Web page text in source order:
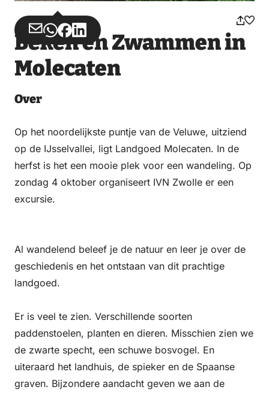
Share
via
Email
Share
via
WhatsApp
Share
on
Facebook
Share
on
LinkedIn
Beken en Zwammen in
Molecaten
Over
Op het noordelijkste puntje van de Veluwe, uitziend
op de IJsselvallei, ligt Landgoed Molecaten. In de
herfst is het een mooie plek voor een wandeling. Op
zondag 4 oktober organiseert IVN Zwolle er een
excursie.
Al wandelend beleef je de natuur en leer je over de
geschiedenis en het ontstaan van dit prachtige
landgoed.
Er is veel te zien. Verschillende soorten
paddenstoelen, planten en dieren. Misschien zien we
de zwarte specht, een schuwe bosvogel. En
uiteraard het landhuis, de spieker en de Spaanse
graven. Bijzondere aandacht geven we aan de